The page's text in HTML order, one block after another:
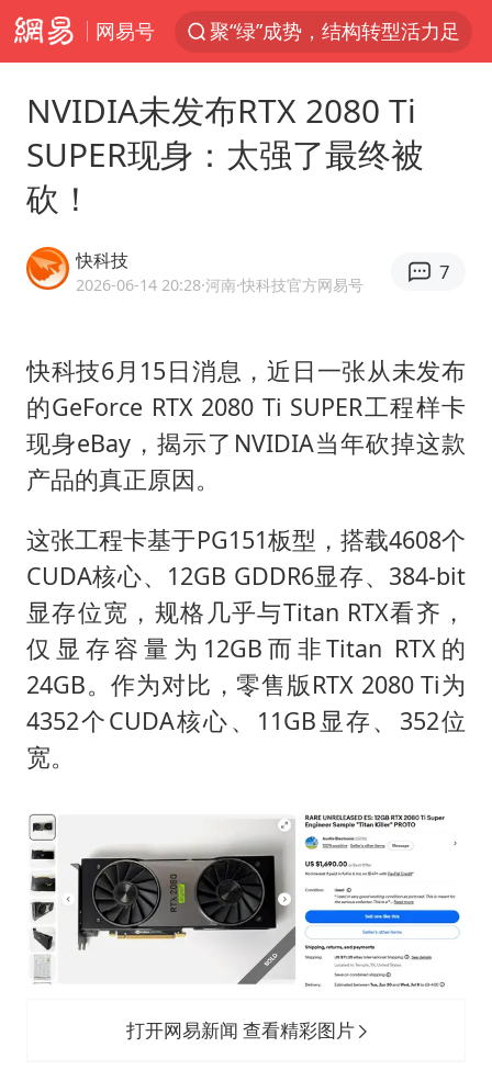
网易号
聚“绿”成势，结构转型活力足
金饰克价大幅跳涨
今年4位周星驰电影配角去世
《歌手》歌王之战帮唱嘉宾官宣
“梅姨”准确年龄仍未知
上海一酒店房间爬满床虱 住客反被怼
韩国每3辆新上牌电车就有1辆来自中国
41岁女子为鼓励女儿考上985研究生
多个台风来袭 是否会相互影响
李亚鹏向地铁吐血女孩捐99999元
NVIDIA未发布RTX 2080 Ti
SUPER现身：太强了最终被
砍！
快科技
2026-06-14 20:28·河南·快科技官方网易号
7
快科技6月15日消息，近日一张从未发布
的GeForce RTX 2080 Ti SUPER工程样卡
现身eBay，揭示了NVIDIA当年砍掉这款
产品的真正原因。
这张工程卡基于PG151板型，搭载4608个
CUDA核心、12GB GDDR6显存、384-bit
显存位宽，规格几乎与Titan RTX看齐，
仅显存容量为12GB而非Titan RTX的
24GB。作为对比，零售版RTX 2080 Ti为
4352个CUDA核心、11GB显存、352位
宽。
打开网易新闻 查看精彩图片